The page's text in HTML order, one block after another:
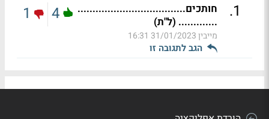
1
.
חותכים....................................
............. (ל"ת)
מייבין31/01/2023 16:31
הגב לתגובה זו
4
1